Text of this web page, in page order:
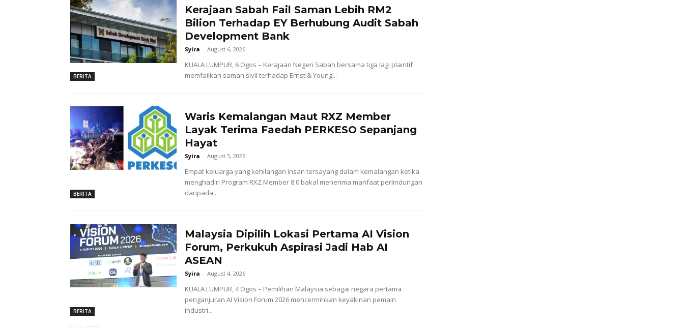
BERITA
Kerajaan Sabah Fail Saman Lebih RM2
Bilion Terhadap EY Berhubung Audit Sabah
Development Bank
Syira - August 6, 2026
KUALA LUMPUR, 6 Ogos – Kerajaan Negeri Sabah bersama tiga lagi plaintif
memfailkan saman sivil terhadap Ernst & Young...
BERITA
Waris Kemalangan Maut RXZ Member
Layak Terima Faedah PERKESO Sepanjang
Hayat
Syira - August 5, 2026
Empat keluarga yang kehilangan insan tersayang dalam kemalangan ketika
menghadiri Program RXZ Member 8.0 bakal menerima manfaat perlindungan
daripada...
BERITA
Malaysia Dipilih Lokasi Pertama AI Vision
Forum, Perkukuh Aspirasi Jadi Hab AI
ASEAN
Syira - August 4, 2026
KUALA LUMPUR, 4 Ogos – Pemilihan Malaysia sebagai negara pertama
penganjuran AI Vision Forum 2026 mencerminkan keyakinan pemain
industri...